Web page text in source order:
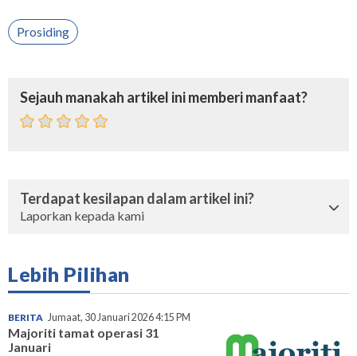
Prosiding
Sejauh manakah artikel ini memberi manfaat?
Terdapat kesilapan dalam artikel ini?
Laporkan kepada kami
Lebih Pilihan
BERITA Jumaat, 30 Januari 2026 4:15 PM
Majoriti tamat operasi 31
Januari